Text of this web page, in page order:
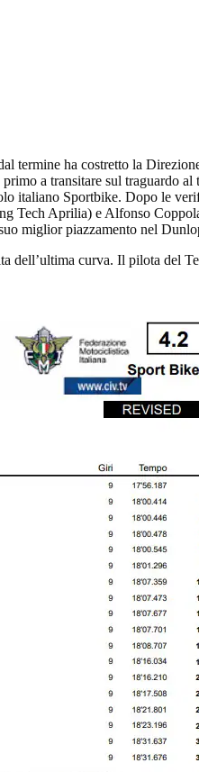
termine ha costretto la
a transitare sul traguardo
italiano Sportbike. Dopo le
Tech Aprilia) e Alfonso
miglior piazzamento nel
dell’ultima curva. Il pilota del